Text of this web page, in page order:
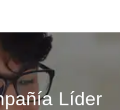
Líder